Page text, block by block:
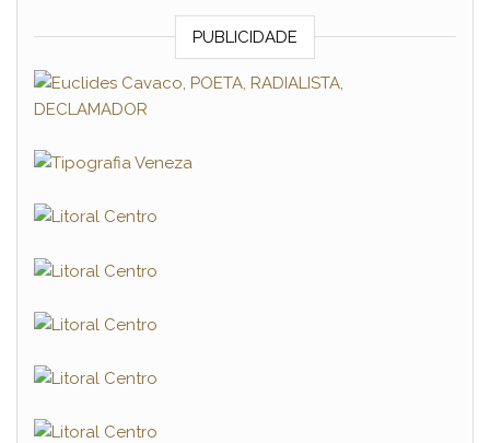
PUBLICIDADE